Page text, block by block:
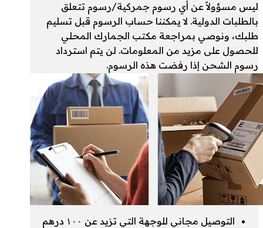
ليس مسؤولاً عن أي رسوم جمركية/رسوم تتعلق
بالطلبات الدولية. لا يمكننا حساب الرسوم قبل تسليم
طلبك، ونوصي بمراجعة مكتب الجمارك المحلي
للحصول على مزيد من المعلومات. لن يتم استرداد
رسوم الشحن إذا رفضت هذه الرسوم.
التوصيل مجاني للوجهة التي تزيد عن ۱۰۰ درهم